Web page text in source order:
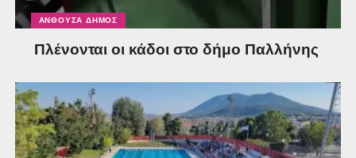
ΑΝΘΟΎΣΑ ΔΉΜΟΣ
Πλένονται οι κάδοι στο δήμο Παλλήνης